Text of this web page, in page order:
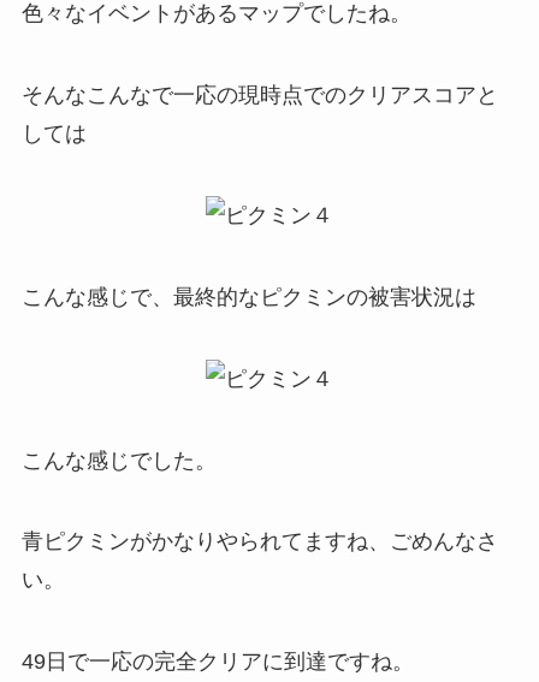
色々なイベントがあるマップでしたね。
そんなこんなで一応の現時点でのクリアスコアと
しては
こんな感じで、最終的なピクミンの被害状況は
こんな感じでした。
青ピクミンがかなりやられてますね、ごめんなさ
い。
49日で一応の完全クリアに到達ですね。